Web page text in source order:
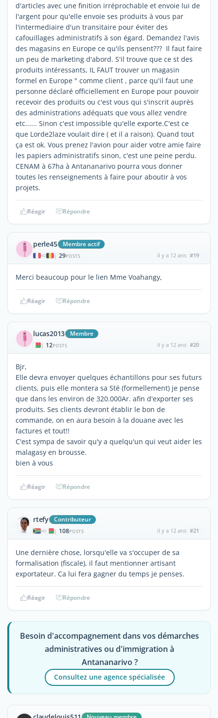
d'articles avec une finition irréprochable et envoie lui de
l'argent pour qu'elle envoie ses produits à vous par
l'intermediaire d'un transitaire pour éviter des
cafouillages administratifs à son égard. Demandez l'avis
des magasins en Europe ce qu'ils pensent??? Il faut faire
un peu de marketing d'abord. S'il trouve que ce st des
produits intéressants, IL FAUT trouver un magasin
formel en Europe " comme client , parce qu'il faut une
personne déclaré officiellement en Europe pour pouvoir
recevoir des produits ou c'est vous qui s'inscrit auprès
des administrations adéquats que vous allez vendre
etc...... Sinon c'est impossible qu'elle exporte.C'est ce
que Lorde2laze voulait dire ( et il a raison). Quand tout
ça est ok. Vous prenez l'avion pour aider votre amie faire
les papiers administratifs sinon, c'est une peine perdu.
CENAM à 67ha à Antananarivo pourra vous donner
toutes les renseignements à faire pour aboutir à vos
projets.
Réagir Répondre
perle45 Membre actif
| 29POSTS il y a 12 ans #19
Merci beaucoup pour le lien Mme Voahangy,
Réagir Répondre
lucas2013 Membre
| 12POSTS il y a 12 ans #20
Bjr,
Elle devra envoyer quelques échantillons pour ses futurs
clients, puis elle montera sa Sté (formellement) je pense
que dans les environ de 320.000Ar. afin d'exporter ses
produits. Ses clients devront établir le bon de
commande, on en aura besoin à la douane avec les
factures et tout!!
C'est sympa de savoir qu'y a quelqu'un qui veut aider les
malagasy en brousse.
bien à vous
Réagir Répondre
rtefy Contributeur
| 108POSTS il y a 12 ans #21
Une dernière chose, lorsqu'elle va s'occuper de sa
formalisation (fiscale), il faut mentionner artisant
exportateur. Ca lui fera gagner du temps je penses.
Réagir Répondre
Besoin d'accompagnement dans vos démarches
administratives ou d'immigration à
Antananarivo ?
Consultez une agence spécialisée